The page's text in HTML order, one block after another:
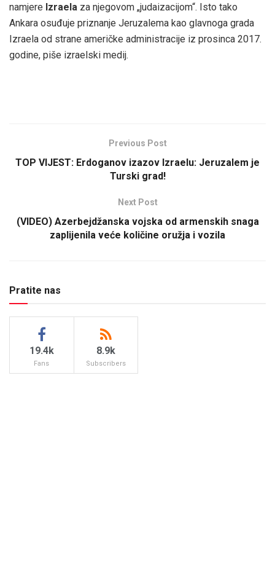
namjere Izraela za njegovom „judaizacijom“. Isto tako
Ankara osuđuje priznanje Jeruzalema kao glavnoga grada
Izraela od strane američke administracije iz prosinca 2017.
godine, piše izraelski medij.
Previous Post
TOP VIJEST: Erdoganov izazov Izraelu: Jeruzalem je
Turski grad!
Next Post
(VIDEO) Azerbejdžanska vojska od armenskih snaga
zaplijenila veće količine oružja i vozila
Pratite nas
19.4k
Fans
8.9k
Subscribers